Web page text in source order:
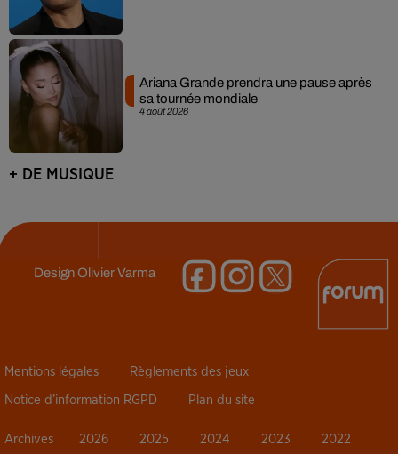
4 août 2026
Ariana Grande prendra une pause après
sa tournée mondiale
+ DE MUSIQUE
DesignOlivier Varma
Mentions légales Règlements des jeux
Notice d’information RGPD Plan du site
Archives 2026 2025 2024 2023 2022